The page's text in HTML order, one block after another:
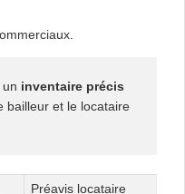
inventaire précis
bailleur et le locataire
Préavis locataire